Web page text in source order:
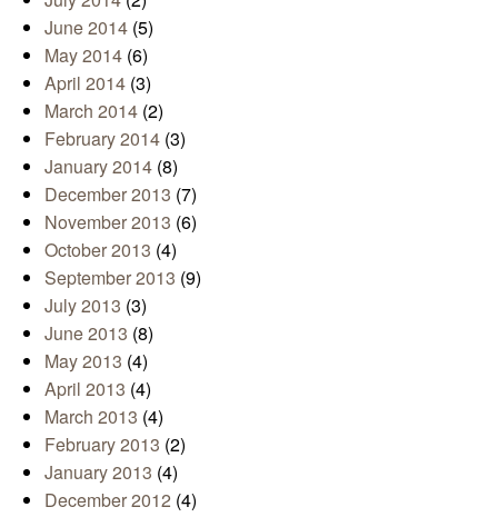
June 2014 (5)
May 2014 (6)
April 2014 (3)
March 2014 (2)
February 2014 (3)
January 2014 (8)
December 2013 (7)
November 2013 (6)
October 2013 (4)
September 2013 (9)
July 2013 (3)
June 2013 (8)
May 2013 (4)
April 2013 (4)
March 2013 (4)
February 2013 (2)
January 2013 (4)
December 2012 (4)